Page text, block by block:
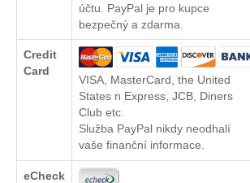
účtu. PayPal je pro kupce
bezpečný a zdarma.
Credit
Card
VISA, MasterCard, the United
States n Express, JCB, Diners
Club etc.
Služba PayPal nikdy neodhalí
vaše finanční informace.
eCheck